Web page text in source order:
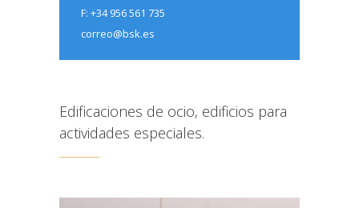
F: +34 956 561 735
correo@bsk.es
Edificaciones de ocio, edificios para
actividades especiales.